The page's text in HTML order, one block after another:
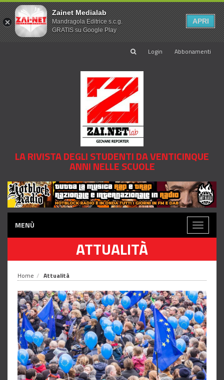
Login Abbonamenti
LA RIVISTA DEGLI STUDENTI DA VENTICINQUE
ANNI NELLE SCUOLE
MENÙ
Toggle
ATTUALITÀ
Home Attualità
Zainet Medialab
Mandragola Editrice s.c.g.
GRATIS su Google Play
APRI